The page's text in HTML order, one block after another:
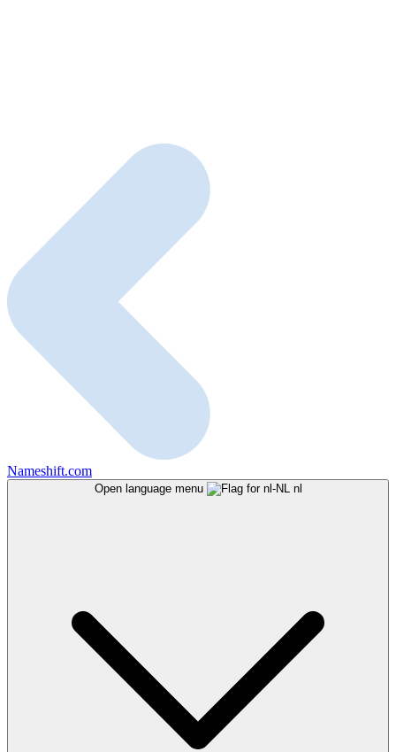
Nameshift.com
Open language menu nl